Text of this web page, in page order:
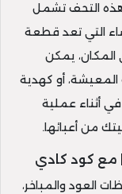
التحف تشمل
التي تعد قطعة
المكان، يمكن
المعيشة، أو كهدية
في أثناء عملية
من أعبائها.
| مع كود كادي
العود والمباخر،